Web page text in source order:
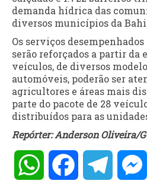
demanda hídrica das
diversos municípios da
Os serviços
serão reforçados a partir da
veículos, de diversos
automóveis, poderão ser
agricultores e áreas mais
parte do pacote de 28
distribuídos para as
Repórter: Anderson Oliveira/
WhatsAppFacebook